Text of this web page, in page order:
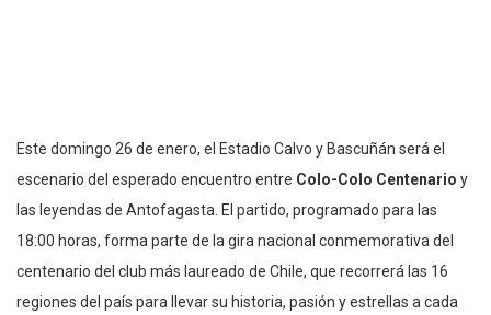
Este domingo 26 de enero, el Estadio Calvo y Bascuñán será el
escenario del esperado encuentro entre Colo-Colo Centenario y
las leyendas de Antofagasta. El partido, programado para las
18:00 horas, forma parte de la gira nacional conmemorativa del
centenario del club más laureado de Chile, que recorrerá las 16
regiones del país para llevar su historia, pasión y estrellas a cada